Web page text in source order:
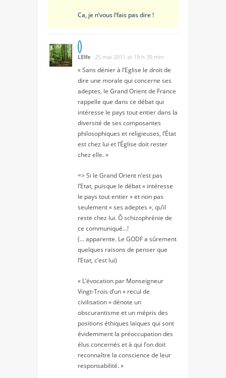
Ca, je n’vous l’fais pas dire !
LElfe 25 mai 2011 at 19 h 39 min
« Sans dénier à l’Eglise le droit de
dire une morale qui concerne ses
adeptes, le Grand Orient de France
rappelle que dans ce débat qui
intéresse le pays tout entier dans la
diversité de ses composantes
philosophiques et religieuses, l’État
est chez lui et l’Église doit rester
chez elle. »
=> Si le Grand Orient n’est pas
l’Etat, puisque le débat « intéresse
le pays tout entier » et non pas
seulement « ses adeptes », qu’il
reste chez lui. Ô schizophrénie de
ce communiqué…!
(… apparente. Le GODF a sûrement
quelques raisons de penser que
l’Etat, c’est lui)
« L’évocation par Monseigneur
Vingt-Trois d’un « recul de
civilisation » dénote un
obscurantisme et un mépris des
positions éthiques laïques qui sont
évidemment la préoccupation des
élus concernés et à qui l’on doit
reconnaître la conscience de leur
responsabilité. »